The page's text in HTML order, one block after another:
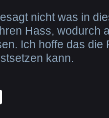
nicht was in
Hass, wodurch
Ich hoffe das die
kann.